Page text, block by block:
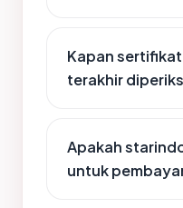
Kapan
terakhir
Apakah
untuk